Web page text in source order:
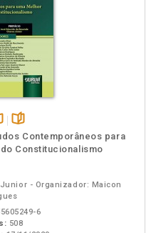
páginas
Contemporâneos para
Constitucionalismo
- Organizador: Maicon
6
508